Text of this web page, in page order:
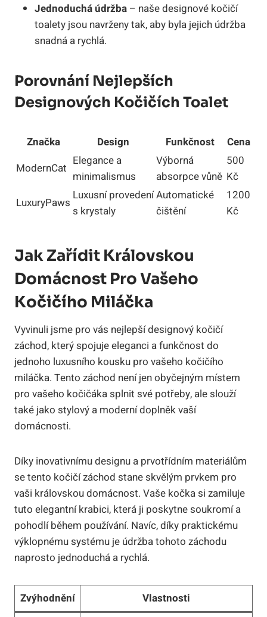
Jednoduchá údržba – naše designové kočičí
toalety jsou navrženy tak, aby byla jejich údržba
snadná a rychlá.
Porovnání Nejlepších
Designových Kočičích Toalet
Značka Design Funkčnost
Cena
ModernCat
Elegance a
minimalismus
Výborná
absorpce vůně
500
Kč
LuxuryPaws
Luxusní provedení
s krystaly
Automatické
čištění
1200
Kč
Jak Zařídit Královskou
Domácnost Pro Vašeho
Kočičího Miláčka
Vyvinuli jsme pro vás nejlepší designový kočičí
záchod, který spojuje eleganci a funkčnost do
jednoho luxusního kousku pro vašeho kočičího
miláčka. Tento záchod není jen obyčejným místem
pro vašeho kočičáka splnit své potřeby, ale slouží
také jako stylový a moderní doplněk vaší
domácnosti.
Díky inovativnímu designu a prvotřídním materiálům
se tento kočičí záchod stane skvělým prvkem pro
vaši královskou domácnost. Vaše kočka si zamiluje
tuto elegantní krabici, která ji poskytne soukromí a
pohodlí během používání. Navíc, díky praktickému
výklopnému systému je údržba tohoto záchodu
naprosto jednoduchá a rychlá.
Zvýhodnění Vlastnosti